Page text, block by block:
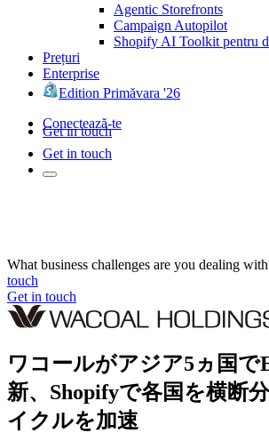
Agentic Storefronts
Campaign Autopilot
Shopify AI Toolkit pentru
Prețuri
Enterprise
Edition Primăvara '26
Conectează-te
Get in touch
Get in touch
What business challenges are you dealing
touch
Get in touch
ワコールがアジア5ヵ国で
新、Shopifyで各国を横断
イクルを加速